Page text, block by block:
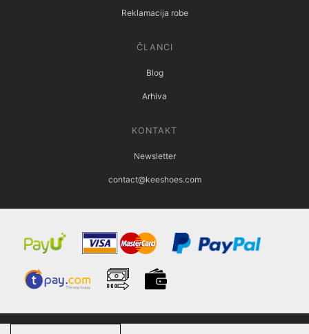
Reklamacija robe
ČLANCI
Blog
Arhiva
KONTAKT
Newsletter
contact@keeshoes.com